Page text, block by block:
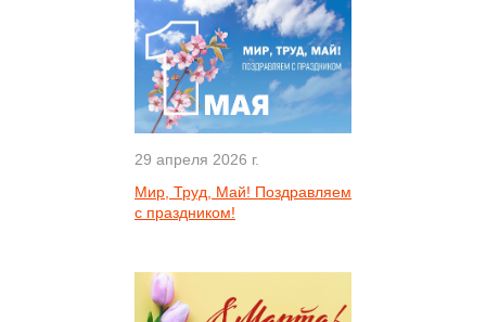
29 апреля 2026 г.
Мир, Труд, Май! Поздравляем
с праздником!